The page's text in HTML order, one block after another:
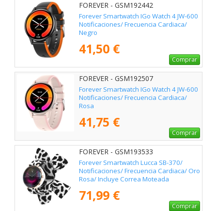
FOREVER - GSM192442
Forever Smartwatch IGo Watch 4 JW-600
Notificaciones/ Frecuencia Cardiaca/
Negro
41,50 €
Comprar
FOREVER - GSM192507
Forever Smartwatch IGo Watch 4 JW-600
Notificaciones/ Frecuencia Cardiaca/
Rosa
41,75 €
Comprar
FOREVER - GSM193533
Forever Smartwatch Lucca SB-370/
Notificaciones/ Frecuencia Cardiaca/ Oro
Rosa/ Incluye Correa Moteada
71,99 €
Comprar